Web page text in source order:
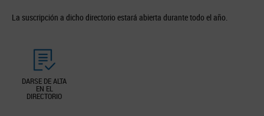
La suscripción a dicho directorio estará abierta durante todo el año.
DARSE DE ALTA
EN EL
DIRECTORIO